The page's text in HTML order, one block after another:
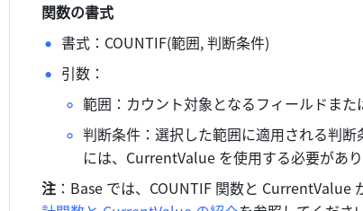
関数の書式
書式：COUNTIF(範囲, 判断条件)
引数：
範囲：カウント対象となるフィールドまた
判断条件：選択した範囲に適用される判
には、CurrentValue を使用する必要があり
注 ：Base では、COUNTIF 関数と CurrentValue